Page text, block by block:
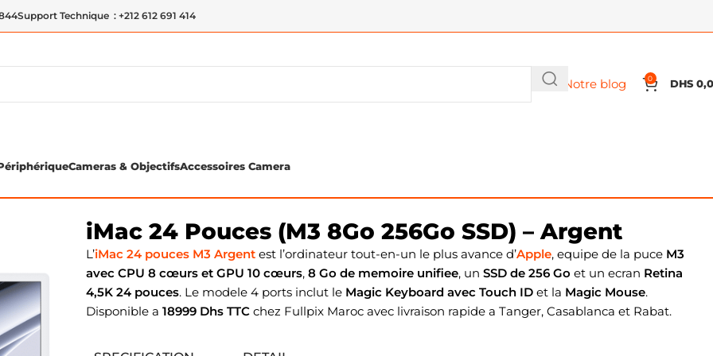
Support Technique : +212 612 691 414
Notre blog 0 DHS
Cameras & ObjectifsAccessoires Camera
iMac 24 Pouces (M3 8Go 256Go SSD) – Argent
L’iMac 24 pouces M3 Argent est l’ordinateur tout-en-un le plus avance d’Apple, equipe de la puce M3
avec CPU 8 cœurs et GPU 10 cœurs,8 Go de memoire unifiee, unSSD de 256 Go et un ecran Retina
4,5K 24 pouces. Le modele 4 ports inclut le Magic Keyboard avec Touch ID et la Magic Mouse.
Disponible a18999 Dhs TTC chez Fullpix Maroc avec livraison rapide a Tanger, Casablanca et Rabat.